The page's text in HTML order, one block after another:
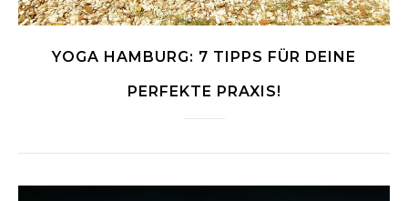
YOGA HAMBURG: 7 TIPPS FÜR DEINE
PERFEKTE PRAXIS!